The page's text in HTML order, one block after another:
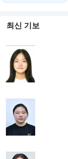
최신 기보